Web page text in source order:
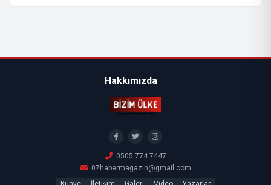
Hakkımızda
0505 774 7447
07habermagazin@gmail.com